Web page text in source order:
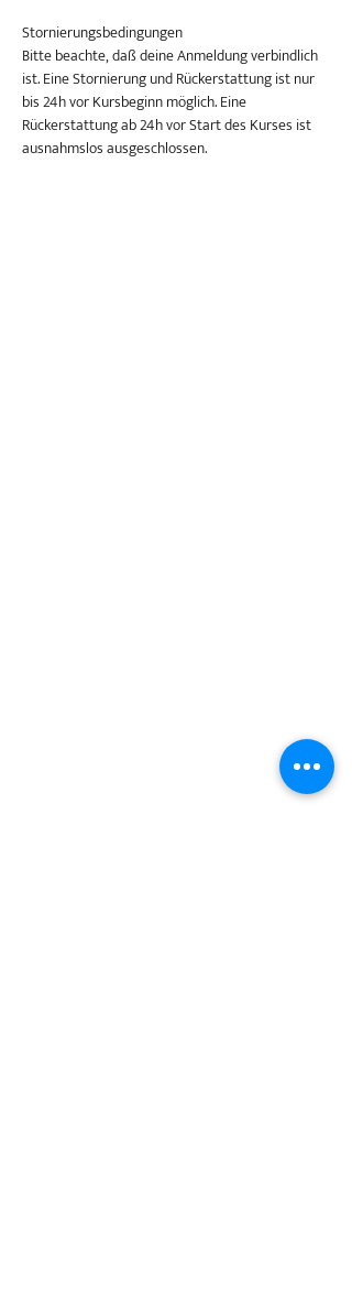
Stornierungsbedingungen
Bitte beachte, daß deine Anmeldung verbindlich
ist. Eine Stornierung und Rückerstattung ist nur
bis 24h vor Kursbeginn möglich. Eine
Rückerstattung ab 24h vor Start des Kurses ist
ausnahmslos ausgeschlossen.